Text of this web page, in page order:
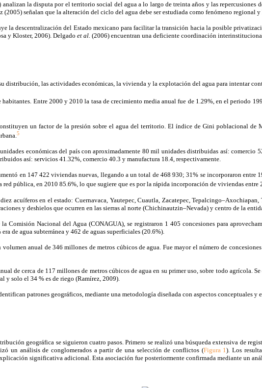
la disputa por el territorio social del agua a lo largo de treinta años y las
(2005) señalan que la alteración del ciclo del agua debe ser estudiada como fenómeno
la descentralización del Estado mexicano para facilitar la transición hacia la posible
y Kloster, 2006). Delgado et al. (2006) encuentran una deficiente coordinación
distribución, las actividades económicas, la vivienda y la explotación del agua para intentar
Entre 2000 y 2010 la tasa de crecimiento media anual fue de 1.29%, en el periodo
un factor de la presión sobre el agua del territorio. El índice de Gini poblacional de
5
económicas del país con aproximadamente 80 mil unidades distribuidas así: comercio
así: servicios 41.32%, comercio 40.3 y manufactura 18.4, respectivamente.
en 147 422 viviendas nuevas, llegando a un total de 468 930; 31% se incorporaron
pública, en 2010 85.6%, lo que sugiere que es por la rápida incorporación de viviendas entre
acuíferos en el estado: Cuernavaca, Yautepec, Cuautla, Zacatepec,
y deshielos que ocurren en las sierras al norte (Chichinautzin–Nevada) y centro de la
Comisión Nacional del Agua (CONAGUA), se registraron 1 405 concesiones para
de agua subterránea y 462 de aguas superficiales (20.6%).
anual de 346 millones de metros cúbicos de agua. Fue mayor el número de
de cerca de 117 millones de metros cúbicos de agua en su primer uso, sobre todo agrícola.
y solo el 34 % es de riego (Ramírez, 2009).
patrones geográficos, mediante una metodología diseñada con aspectos conceptuales y
geográfica se siguieron cuatro pasos. Primero se realizó una búsqueda extensiva de
un análisis de conglomerados a partir de una selección de conflictos (Figura 1). Los
significativa adicional. Esta asociación fue posteriormente confirmada mediante un